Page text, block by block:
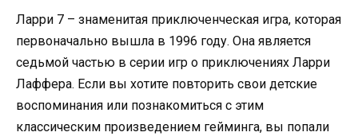
Ларри 7 – знаменитая приключенческая игра, которая
первоначально вышла в 1996 году. Она является
седьмой частью в серии игр о приключениях Ларри
Лаффера. Если вы хотите повторить свои детские
воспоминания или познакомиться с этим
классическим произведением гейминга, вы попали